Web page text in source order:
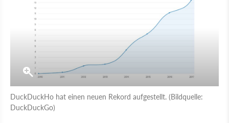
DuckDuckHo hat einen neuen Rekord aufgestellt. (Bildquelle:
DuckDuckGo)